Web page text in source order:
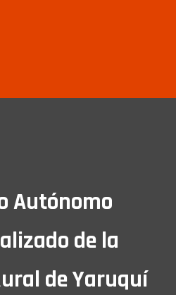
Autónomo
de la
de Yaruquí